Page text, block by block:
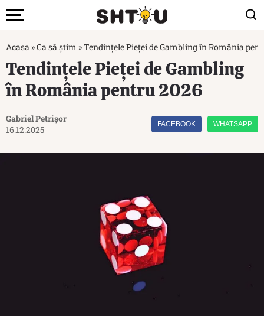
Acasa »Ca să știm »Tendințele Pieței de Gambling în România
Tendințele Pieței de Gambling
în România pentru 2026
Gabriel Petrișor
16.12.2025
FACEBOOK WHATSAPP